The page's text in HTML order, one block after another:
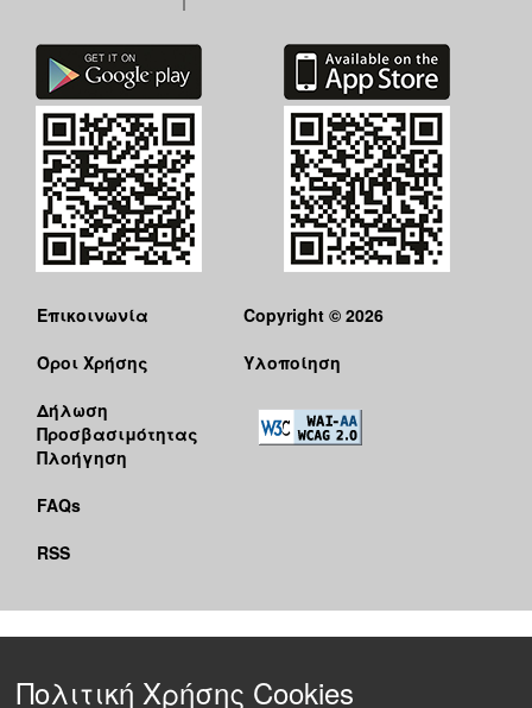
Επικοινωνία
Όροι Χρήσης
Δήλωση
Προσβασιμότητας
Πλοήγηση
FAQs
RSS
Copyright © 2026
Υλοποίηση
Πολιτική Χρήσης Cookies